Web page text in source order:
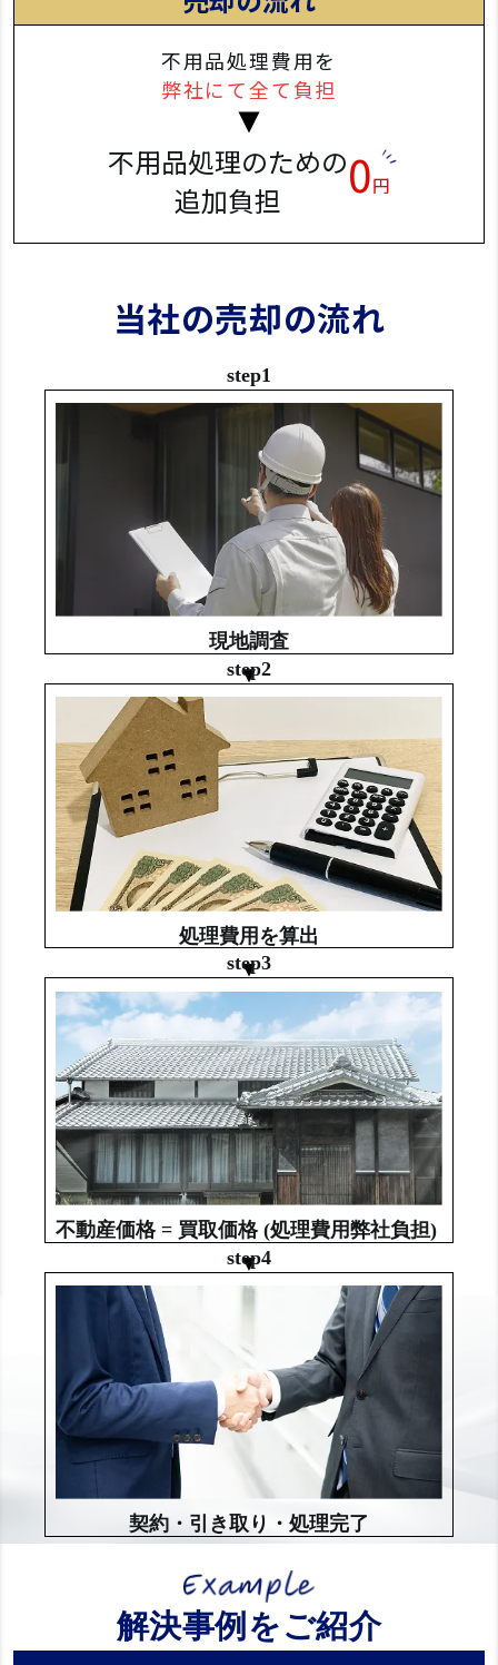
不用品処理費用を
弊社にて全て負担
不用品処理のための
追加負担
0円
当社の売却の流れ
step1
現地調査
step2
処理費用を算出
step3
不動産価格 = 買取価格(処理費用弊社負担)
step4
契約・引き取り・処理完了
解決事例をご紹介